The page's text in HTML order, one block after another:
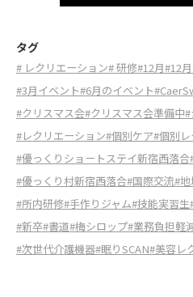
タグ
# レクリエーション# 研修#12月#12
#3月イベント#6月のイベント
#クリスマス会#クリスマス会準備中
#レクリエーション#個別ケア#個別レ
#優っくりショートステイ新宿西落合
#優っくり村新宿西落合#国際交流#地
#所内研修#手作りジャム#技能実習生
#新卒#書道#梅シロップ#業務負担軽
#次世代介護機器#眠りSCAN#美容レ